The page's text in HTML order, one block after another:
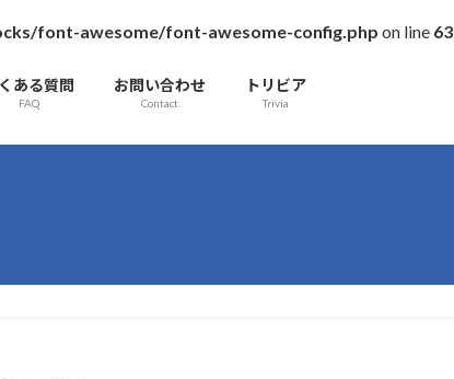
font-awesome/font-awesome-config.php on line 63
ある質問
FAQ
お問い合わせ
Contact
トリビア
Trivia